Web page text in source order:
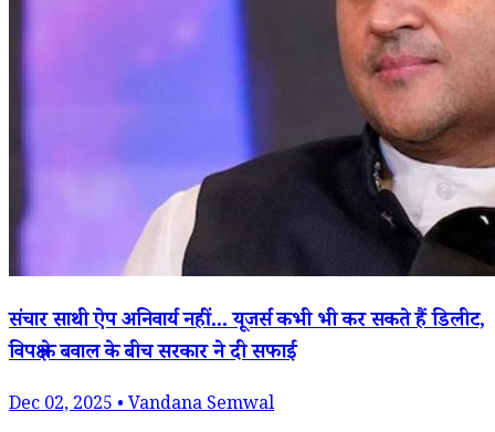
संचार साथी ऐप अनिवार्य नहीं... यूजर्स कभी भी कर सकते हैं डिलीट,
विपक्ष के बवाल के बीच सरकार ने दी सफाई
Dec 02, 2025 • Vandana Semwal